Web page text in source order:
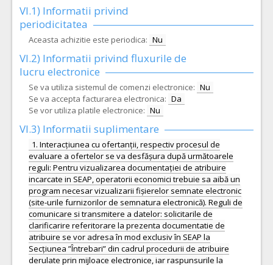
VI.1) Informatii privind
periodicitatea
Aceasta achizitie este periodica: Nu
VI.2) Informatii privind fluxurile de
lucru electronice
Se va utiliza sistemul de comenzi electronice: Nu
Se va accepta facturarea electronica: Da
Se vor utiliza platile electronice: Nu
VI.3) Informatii suplimentare
1. Interacțiunea cu ofertanții, respectiv procesul de
evaluare a ofertelor se va desfășura după următoarele
reguli: Pentru vizualizarea documentației de atribuire
incarcate in SEAP, operatorii economici trebuie sa aibă un
program necesar vizualizarii fișierelor semnate electronic
(site-urile furnizorilor de semnatura electronică). Reguli de
comunicare si transmitere a datelor: solicitarile de
clarificarire referitorare la prezenta documentatie de
atribuire se vor adresa în mod exclusiv în SEAP la
Secțiunea ”Întrebari” din cadrul procedurii de atribuire
derulate prin mijloace electronice, iar raspunsurile la